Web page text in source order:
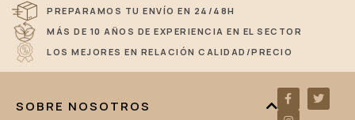
PREPARAMOS TU ENVÍO EN 24/48H
MÁS DE 10 AÑOS DE EXPERIENCIA EN EL SECTOR
LOS MEJORES EN RELACIÓN CALIDAD/PRECIO
SOBRE NOSOTROS